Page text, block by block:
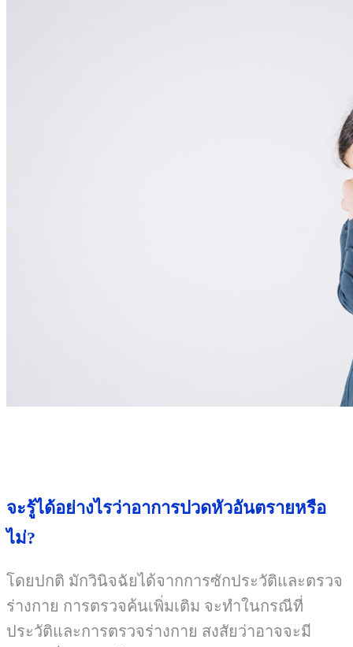
จะรู้ได้อย่างไรว่าอาการปวดหัวอันตรายหรือ
ไม่?
โดยปกติ มักวินิจฉัยได้จากการซักประวัติและตรวจ
ร่างกาย การตรวจค้นเพิ่มเติม จะทำในกรณีที่
ประวัติและการตรวจร่างกาย สงสัยว่าอาจจะมี